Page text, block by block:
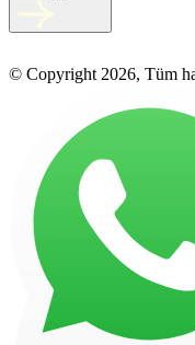
© Copyright 2026, Tüm